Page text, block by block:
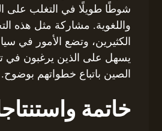
شوطًا طويلًا في التغلب على
واللغوية. مشاركة مثل هذه
الكثيرين، وتضع الأمور في
يسهل على الذين يرغبون في
الصين باتباع خطواتهم بوضوح.
خاتمة